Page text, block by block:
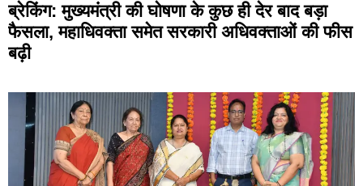
ब्रेकिंग: मुख्यमंत्री की घोषणा के कुछ ही देर बाद बड़ा
फैसला, महाधिवक्ता समेत सरकारी अधिवक्ताओं की फीस
बढ़ी